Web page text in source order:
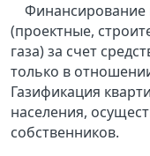
Финансирование
(проектные,
газа) за счет
только в
Газификация
населения,
собственников.